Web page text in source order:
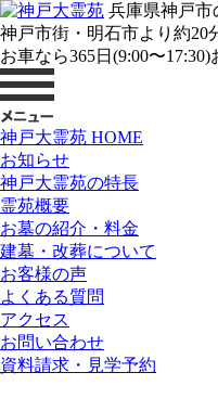
兵庫県神戸市
神戸市街・明石市より約20
お車なら365日(9:00〜17:30)
神戸大霊苑 HOME
お知らせ
神戸大霊苑の特長
霊苑概要
お墓の紹介・料金
建墓・改葬について
お客様の声
よくある質問
アクセス
お問い合わせ
資料請求・見学予約